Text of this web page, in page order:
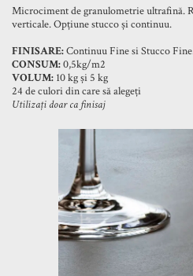
Microciment de granulometrie ultrafină.
verticale. Opțiune stucco și continuu.
FINISARE:Continuu Fine si Stucco
CONSUM:0,5kg/m2
VOLUM: 10 kg și 5 kg
24 de culori din care să alegeți
Utilizați doar ca finisaj